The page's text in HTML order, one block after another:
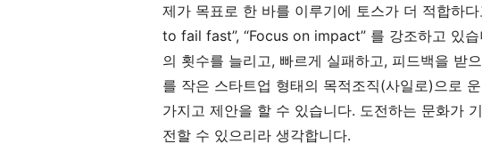
제가 목표로 한 바를 이루기에 토스가 더 적합하
to fail fast”, “Focus on impact” 를 강조하고 있
의 횟수를 늘리고, 빠르게 실패하고, 피드백을 받
를 작은 스타트업 형태의 목적조직(사일로)으로
가지고 제안을 할 수 있습니다. 도전하는 문화가
전할 수 있으리라 생각합니다.